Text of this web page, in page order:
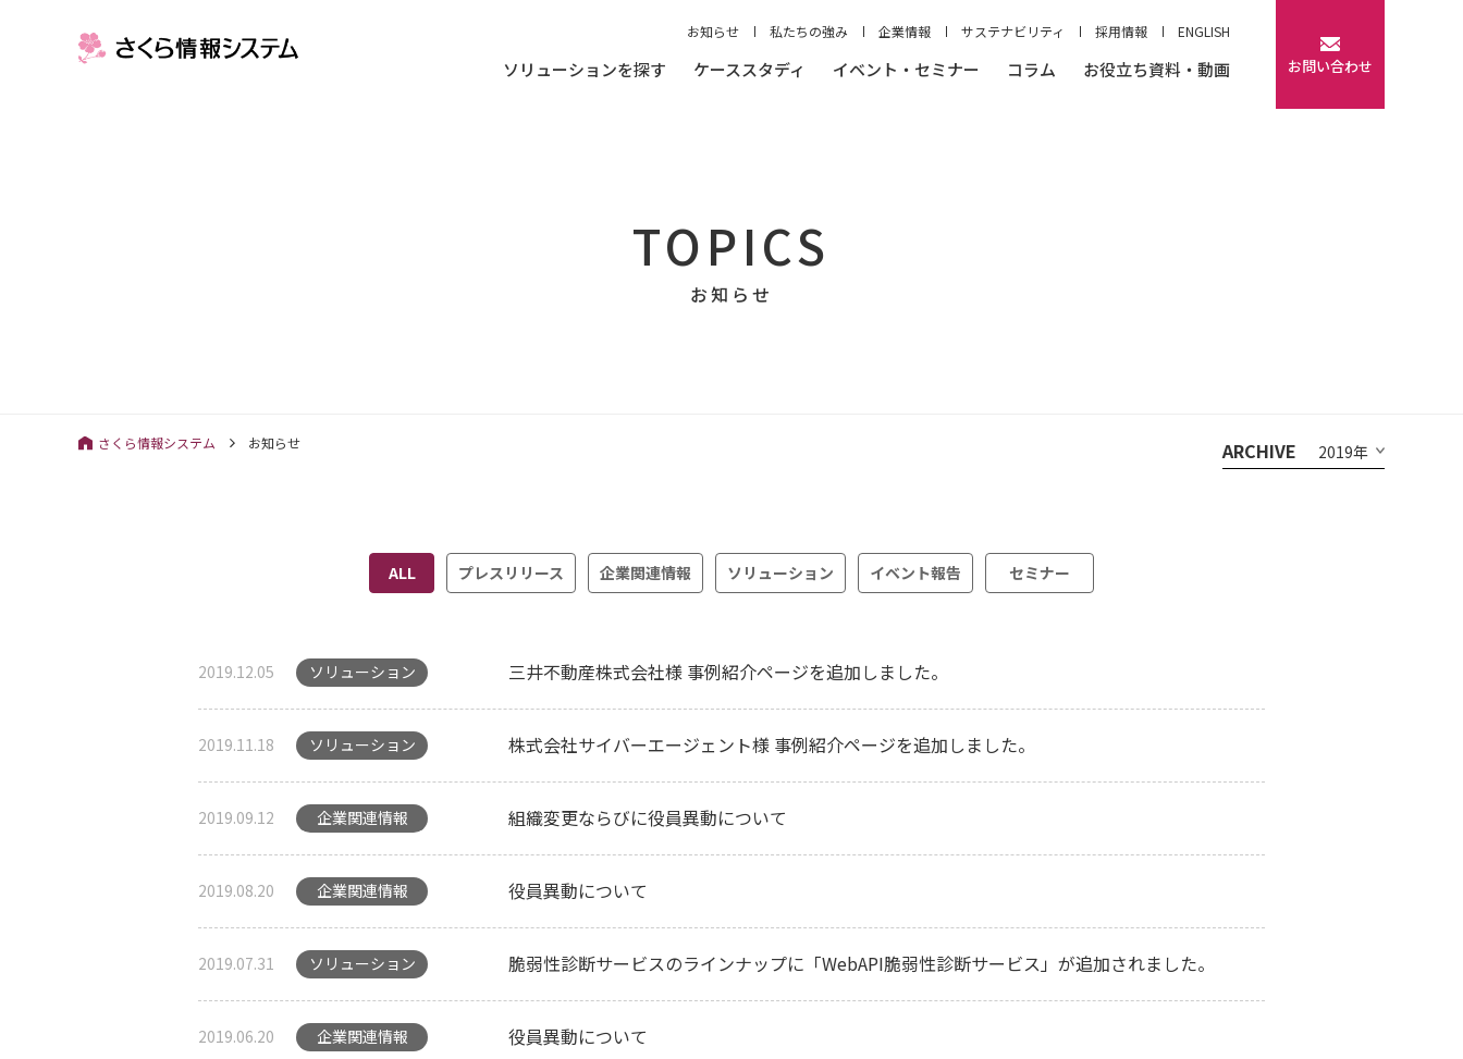
ソリューションを探す ケーススタディ イベント・セミナー コラム お役立ち資料・動画
お知らせ 私たちの強み 企業情報 サステナビリティ 採用情報 ENGLISH
お問い合わせ
TOPICS
お知らせ
さくら情報システム お知らせ ARCHIVE 2019年
ALL プレスリリース 企業関連情報 ソリューション イベント報告 セミナー
2019.12.05 ソリューション 三井不動産株式会社様 事例紹介ページを追加しました。
2019.11.18 ソリューション 株式会社サイバーエージェント様 事例紹介ページを追加しました。
2019.09.12 企業関連情報 組織変更ならびに役員異動について
2019.08.20 企業関連情報 役員異動について
2019.07.31 ソリューション 脆弱性診断サービスのラインナップに「WebAPI脆弱性診断サービス」が追加されました。
2019.06.20 企業関連情報 役員異動について